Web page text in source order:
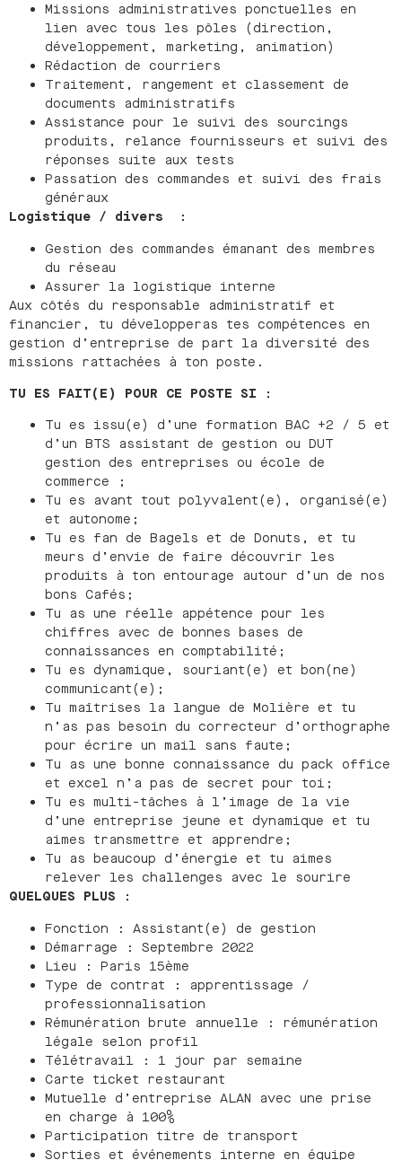
Missions administratives ponctuelles en
lien avec tous les pôles (direction,
développement, marketing, animation)
Rédaction de courriers
Traitement, rangement et classement de
documents administratifs
Assistance pour le suivi des sourcings
produits, relance fournisseurs et suivi des
réponses suite aux tests
Passation des commandes et suivi des frais
généraux
Logistique / divers
:
Gestion des commandes émanant des membres
du réseau
Assurer la logistique interne
Aux côtés du responsable administratif et
financier, tu développeras tes compétences en
gestion d’entreprise de part la diversité des
missions rattachées à ton poste.
TU ES FAIT(E) POUR CE POSTE SI :
Tu es issu(e) d’une formation BAC +2 / 5 et
d’un BTS assistant de gestion ou DUT
gestion des entreprises ou école de
commerce ;
Tu es avant tout polyvalent(e), organisé(e)
et autonome;
Tu es fan de Bagels et de Donuts, et tu
meurs d’envie de faire découvrir les
produits à ton entourage autour d’un de nos
bons Cafés;
Tu as une réelle appétence pour les
chiffres avec de bonnes bases de
connaissances en comptabilité;
Tu es dynamique, souriant(e) et bon(ne)
communicant(e);
Tu maîtrises la langue de Molière et tu
n’as pas besoin du correcteur d’orthographe
pour écrire un mail sans faute;
Tu as une bonne connaissance du pack office
et excel n’a pas de secret pour toi;
Tu es multi-tâches à l’image de la vie
d’une entreprise jeune et dynamique et tu
aimes transmettre et apprendre;
Tu as beaucoup d’énergie et tu aimes
relever les challenges avec le sourire
QUELQUES PLUS :
Fonction : Assistant(e) de gestion
Démarrage : Septembre 2022
Lieu : Paris 15ème
Type de contrat : apprentissage /
professionnalisation
Rémunération brute annuelle :
rémunération
légale selon profil
Télétravail : 1 jour par semaine
Carte ticket restaurant
Mutuelle d’entreprise ALAN avec une prise
en charge à 100%
Participation titre de transport
Sorties et événements interne en équipe